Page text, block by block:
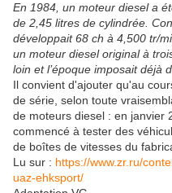
En 1984, un moteur diesel a
de 2,45 litres de cylindrée.
développait 68 ch à 4,500 tr/
un moteur diesel original à
loin et l’époque imposait déjà
Il convient d'ajouter qu'au
de série, selon toute
de moteurs diesel : en janvier
commencé à tester des
de boîtes de vitesses du
Lu sur : https://www.zr.ru/
uaz-ehksport/